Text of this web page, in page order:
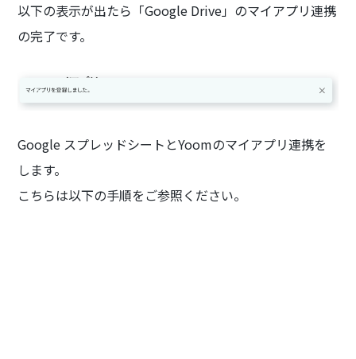
以下の表示が出たら「Google Drive」のマイアプリ連携
の完了です。
Google スプレッドシートとYoomのマイアプリ連携を
します。
こちらは以下の手順をご参照ください。